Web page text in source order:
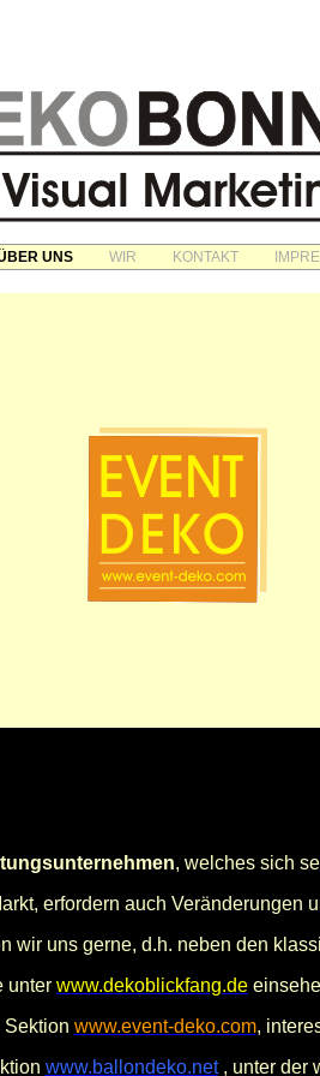
UNS WIR KONTAKT
, welches sich
erfordern auch Veränderungen
wir uns gerne, d.h. neben den
unter www.dekoblickfang.de
www.event-deko.com,
www.ballondeko.net, unter der